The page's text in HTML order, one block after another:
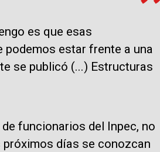
es que esas
podemos estar frente a una
se publicó (...) Estructuras
funcionarios del Inpec, no
días se conozcan